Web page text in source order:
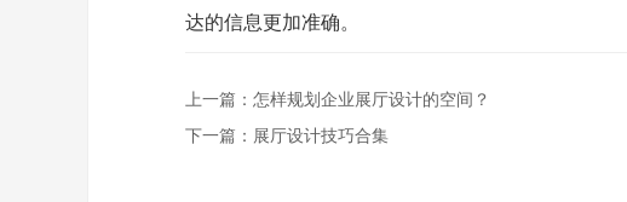
达的信息更加准确。
上一篇： 怎样规划企业展厅设计的空间？
下一篇： 展厅设计技巧合集